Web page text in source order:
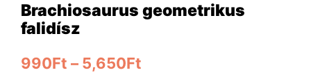
Brachiosaurus geometrikus
falidísz
990Ft – 5,650Ft